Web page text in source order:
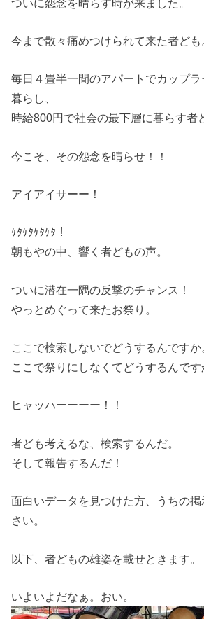
今まで散々痛めつけられて来た者ども
毎日４畳半一間のアパートでカップ
暮らし、
時給800円で社会の最下層に暮らす者
今こそ、その怨念を晴らせ！！
アイアイサーー！
ｹﾀｹﾀｹﾀｹﾀ！
朝もやの中、響く者どもの声。
ついに潜在一隅の反撃のチャンス！
やっとめぐって来たお祭り。
ここで検索しないでどうするんですか
ここで祭りにしなくてどうするんです
ヒャッハーーーー！！
者ども考えるな、検索するんだ。
そして報告するんだ！
面白いデータを見つけた方、うちの
さい。
以下、者どもの雄姿を載せときます。
いよいよだなぁ。おい。